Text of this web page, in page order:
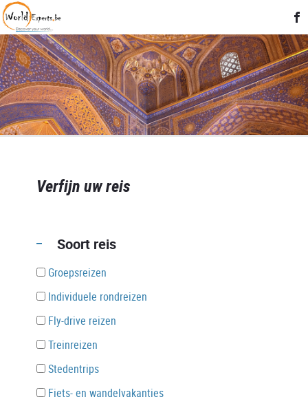
Verfijn uw reis
Soort reis
Groepsreizen
Individuele rondreizen
Fly-drive reizen
Treinreizen
Stedentrips
Fiets- en wandelvakanties